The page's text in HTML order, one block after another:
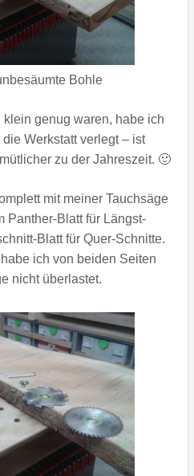
Bohle
genug waren, habe ich
Werkstatt verlegt – ist
zu der Jahreszeit. 🙂
mit meiner Tauchsäge
Panther-Blatt für Längst-
Blatt für Quer-Schnitte.
ich von beiden Seiten
nicht überlastet.